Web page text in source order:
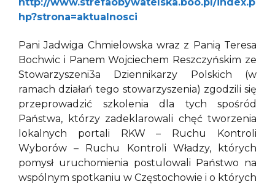
hp?strona=aktualnosci
Pani Jadwiga Chmielowska wraz z Panią Teresa
Bochwic i Panem Wojciechem Reszczyńskim ze
Stowarzyszeni3a Dziennikarzy Polskich (w
ramach działań tego stowarzyszenia) zgodzili się
przeprowadzić szkolenia dla tych spośród
Państwa, którzy zadeklarowali chęć tworzenia
lokalnych portali RKW – Ruchu Kontroli
Wyborów – Ruchu Kontroli Władzy, których
pomysł uruchomienia postulowali Państwo na
wspólnym spotkaniu w Częstochowie i o których